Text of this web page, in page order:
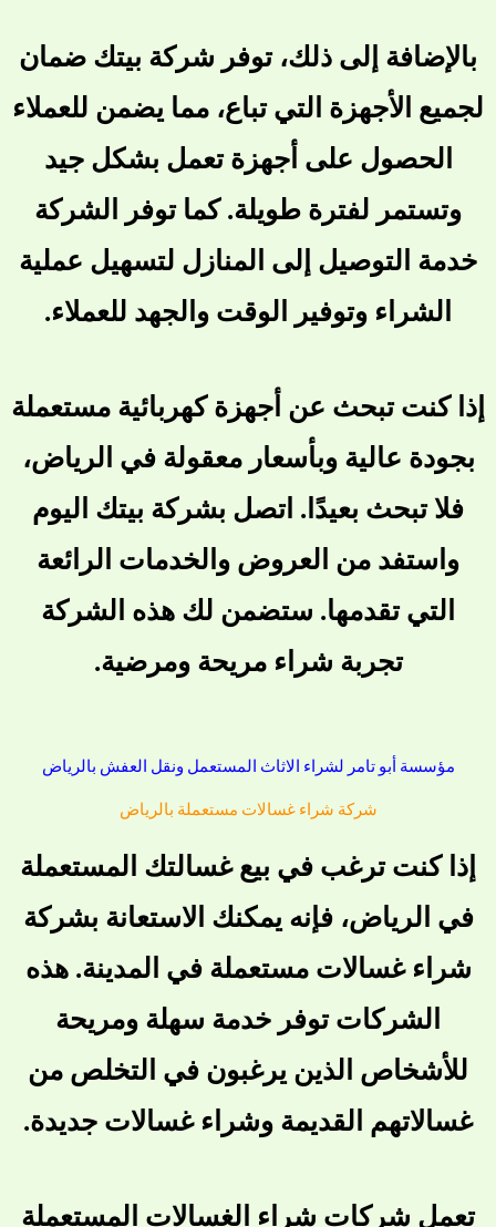
بالإضافة إلى ذلك، توفر شركة بيتك ضمان
لجميع الأجهزة التي تباع، مما يضمن للعملاء
الحصول على أجهزة تعمل بشكل جيد
وتستمر لفترة طويلة. كما توفر الشركة
خدمة التوصيل إلى المنازل لتسهيل عملية
الشراء وتوفير الوقت والجهد للعملاء.
إذا كنت تبحث عن أجهزة كهربائية مستعملة
بجودة عالية وبأسعار معقولة في الرياض،
فلا تبحث بعيدًا. اتصل بشركة بيتك اليوم
واستفد من العروض والخدمات الرائعة
التي تقدمها. ستضمن لك هذه الشركة
تجربة شراء مريحة ومرضية.
مؤسسة أبو تامر لشراء الاثاث المستعمل ونقل العفش بالرياض
شركة شراء غسالات مستعملة بالرياض
إذا كنت ترغب في بيع غسالتك المستعملة
في الرياض، فإنه يمكنك الاستعانة بشركة
شراء غسالات مستعملة في المدينة. هذه
الشركات توفر خدمة سهلة ومريحة
للأشخاص الذين يرغبون في التخلص من
غسالاتهم القديمة وشراء غسالات جديدة.
تعمل شركات شراء الغسالات المستعملة